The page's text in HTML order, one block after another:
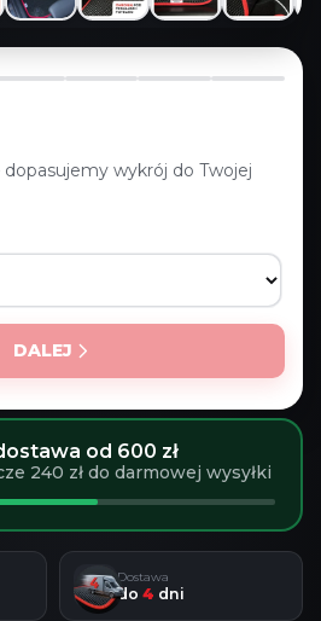
wykrój do Twojej
DALEJ
od 600 zł
240 zł do darmowej wysyłki
Dostawa
do 4 dni